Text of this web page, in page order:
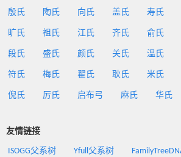
殷氏 陶氏 向氏 盖氏 寿氏
旷氏 祖氏 江氏 齐氏 俞氏
段氏 盛氏 颜氏 关氏 温氏
符氏 梅氏 翟氏 耿氏 米氏
倪氏 厉氏 启布弓 麻氏 华氏
友情链接
ISOGG父系树 Yfull父系树